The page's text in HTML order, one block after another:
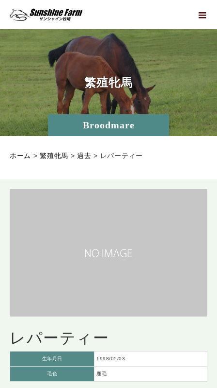
Broodmare
繁殖牝馬
ホーム >繁殖牝馬 >過去 > レパーティー
レパーティー
生年月日 1998/05/03
毛色 鹿毛